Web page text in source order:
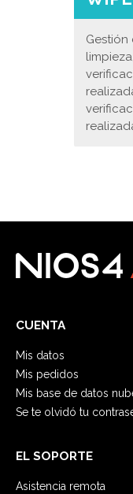
Gestión
CUENTA
Mis datos
Mis pedidos
Mis base de datos
Se te olvidó tu
EL SOPORTE
Asistencia remota